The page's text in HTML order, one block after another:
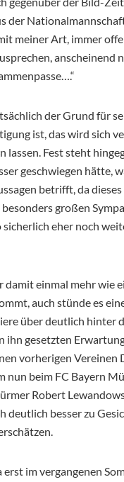
der
meiner Art, immer
anscheinend
der Grund für
ist, das wird sich
lassen. Fest steht
geschwiegen hätte,
betrifft, da
großen
eher noch
damit einmal mehr wie
auch stünde es
über deutlich hinter
ihn gesetzten
vorherigen Vereinen
nun beim FC Bayern
Robert
deutlich besser zu
erst im vergangenen